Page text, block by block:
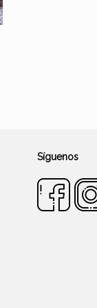
Síguenos